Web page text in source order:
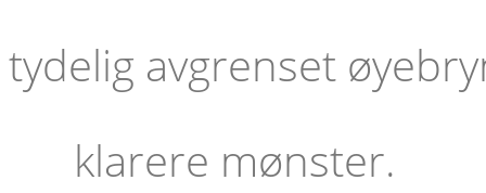
tydelig avgrenset
klarere mønster.